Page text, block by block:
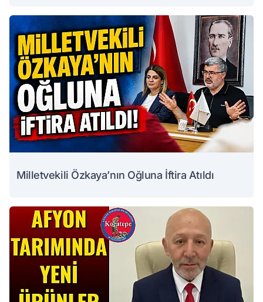
Milletvekili Özkaya’nın Oğluna İftira Atıldı